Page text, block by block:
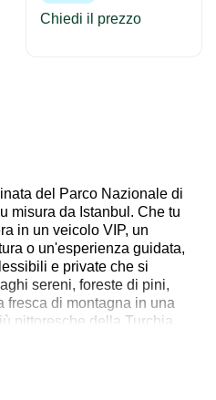
Chiedi il prezzo
del Parco Nazionale di
misura da Istanbul. Che tu
in un veicolo VIP, un
o un'esperienza guidata,
e private che si
sereni, foreste di pini,
fresca di montagna in una
pittoresche della Turchia.